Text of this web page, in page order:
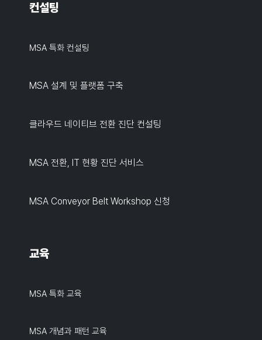
컨설팅
MSA 특화 컨설팅
MSA 설계 및 플랫폼 구축
클라우드 네이티브 전환 진단 컨설팅
MSA 전환, IT 현황 진단 서비스
MSA Conveyor Belt Workshop 신청
교육
MSA 특화 교육
MSA 개념과 패턴 교육